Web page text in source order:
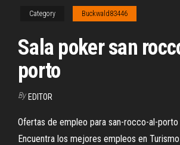
Category Buckwald83446
Sala poker san
porto
By EDITOR
Ofertas de empleo para san-rocco-al-porto
Encuentra los mejores empleos en